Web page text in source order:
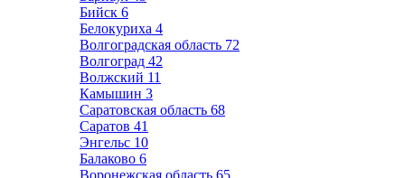
Бийск 6
Белокуриха 4
Волгоградская область 72
Волгоград 42
Волжский 11
Камышин 3
Саратовская область 68
Саратов 41
Энгельс 10
Балаково 6
Воронежская область 65